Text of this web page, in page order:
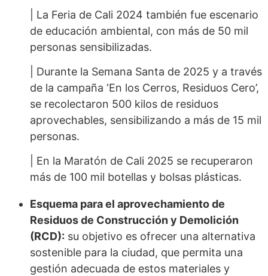
| La Feria de Cali 2024 también fue escenario
de educación ambiental, con más de 50 mil
personas sensibilizadas.
| Durante la Semana Santa de 2025 y a través
de la campaña ‘En los Cerros, Residuos Cero’,
se recolectaron 500 kilos de residuos
aprovechables, sensibilizando a más de 15 mil
personas.
| En la Maratón de Cali 2025 se recuperaron
más de 100 mil botellas y bolsas plásticas.
Esquema para el aprovechamiento de
Residuos de Construcción y Demolición
(RCD): su objetivo es ofrecer una alternativa
sostenible para la ciudad, que permita una
gestión adecuada de estos materiales y